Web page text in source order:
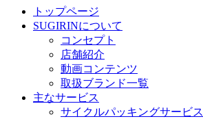
トップページ
SUGIRINについて
コンセプト
店舗紹介
動画コンテンツ
取扱ブランド一覧
主なサービス
サイクルパッキングサービス